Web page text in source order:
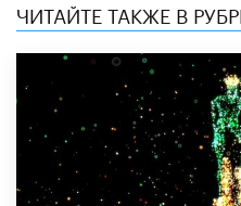
ЧИТАЙТЕ ТАКЖЕ В